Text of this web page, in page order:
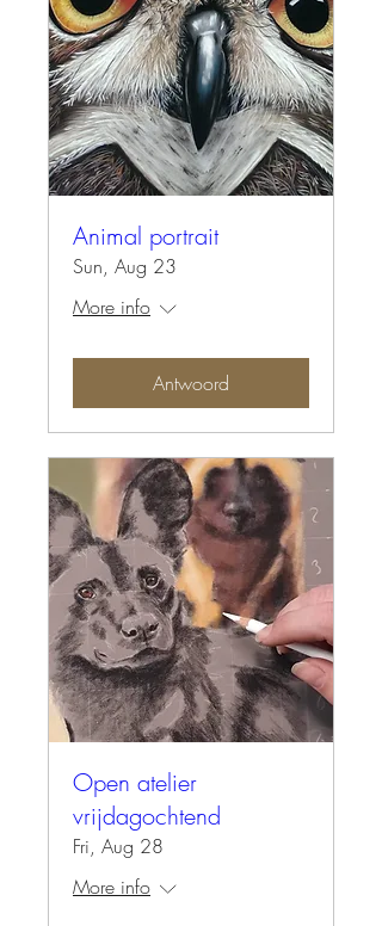
Animal portrait
Sun, Aug 23
More info
Antwoord
Open atelier
vrijdagochtend
Fri, Aug 28
More info